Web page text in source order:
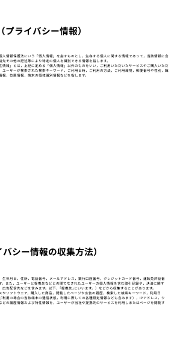
プライバシー情報）
人情報保護法にいう「個人情報」を指すものとし，生存する個人に関する情報であって，当該情報に含
その他の記述等により特定の個人を識別できる情報を指します。
情報」とは，上記に定める「個人情報」以外のものをいい，ご利用いただいたサービスやご購入いただ
ユーザーが検索された検索キーワード，ご利用日時，ご利用の方法，ご利用環境，郵便番号や性別，職
，位置情報，端末の個体識別情報などを指します。
シー情報の収集方法）
生年月日，住所，電話番号，メールアドレス，銀行口座番号，クレジットカード番号，運転免許証番
また，ユーザーと提携先などとの間でなされたユーザーの個人情報を含む取引記録や，決済に関す
告配信先などを含みます。以下，｢提携先｣といいます。）などから収集することがあります。
ソフトウエア，購入した商品，閲覧したページや広告の履歴，検索した検索キーワード，利用日
利用の場合の当該端末の通信状態，利用に際しての各種設定情報なども含みます），IPアドレス，ク
どの履歴情報および特性情報を，ユーザーが当社や提携先のサービスを利用しまたはページを閲覧す